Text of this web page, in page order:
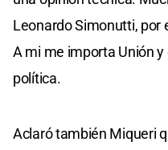
Leonardo Simonutti, por
A mi me importa Unión
política.
Aclaró también Miqueri